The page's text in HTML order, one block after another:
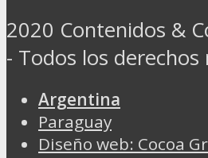
2020 Contenidos &
- Todos los derechos
Argentina
Paraguay
Diseño web: Cocoa